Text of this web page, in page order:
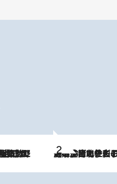
2026.8.3
《「文士の子ども被害者の会」発足！》阿川佐和子（72）が語る遠藤周作に北杜夫、劇作家・矢代静一の子どもたちの“文豪プライベート事件簿”